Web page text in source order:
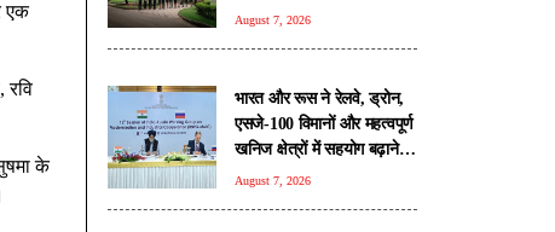
एक
रवि
के
August 7, 2026
भारत और रूस ने रेलवे, ड्रोन,
एसजे-100 विमानों और महत्वपूर्ण
खनिज क्षेत्रों में सहयोग बढ़ाने
पर जताई सहमति
August 7, 2026